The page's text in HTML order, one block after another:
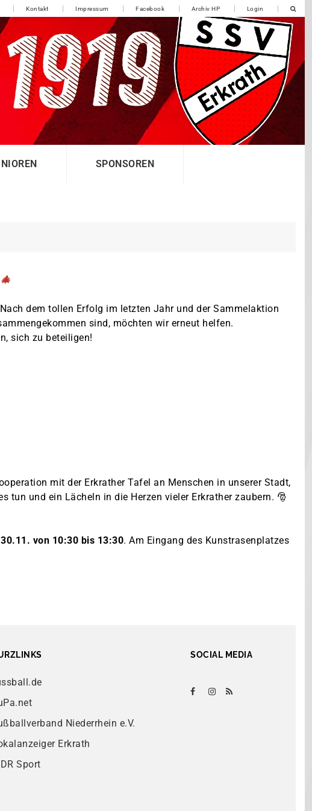
Kontakt Impressum Facebook Archiv HP Login
SPONSOREN
dem tollen Erfolg im letzten Jahr und der Sammelaktion
sind, möchten wir erneut helfen.
sich zu beteiligen!
mit der Erkrather Tafel an Menschen in unserer Stadt,
tun und ein Lächeln in die Herzen vieler Erkrather zaubern. 🎅
30.11. von 10:30 bis 13:30. Am Eingang des Kunstrasenplatzes
Niederrhein e.V.
Erkrath
Sport
SOCIAL MEDIA